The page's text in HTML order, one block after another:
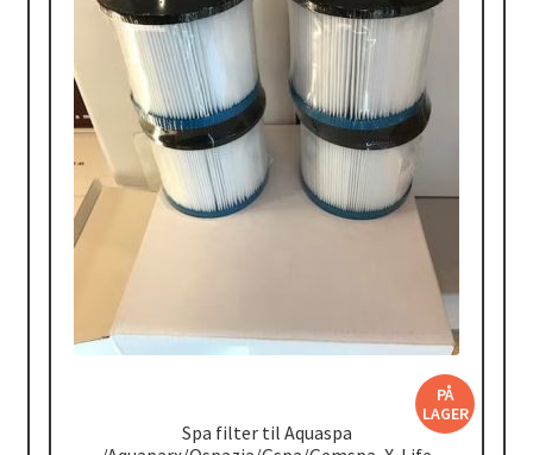
PÅ
LAGER
Spa filter til Aquaspa